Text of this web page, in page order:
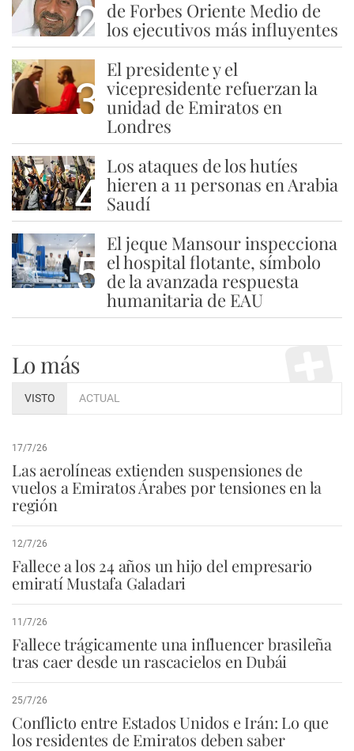
2 de Forbes Oriente Medio de
los ejecutivos más influyentes
3
El presidente y el
vicepresidente refuerzan la
unidad de Emiratos en
Londres
4
Los ataques de los hutíes
hieren a 11 personas en Arabia
Saudí
5
El jeque Mansour inspecciona
el hospital flotante, símbolo
de la avanzada respuesta
humanitaria de EAU
Lo más
VISTO ACTUAL
17/7/26
Las aerolíneas extienden suspensiones de
vuelos a Emiratos Árabes por tensiones en la
región
12/7/26
Fallece a los 24 años un hijo del empresario
emiratí Mustafa Galadari
11/7/26
Fallece trágicamente una influencer brasileña
tras caer desde un rascacielos en Dubái
25/7/26
Conflicto entre Estados Unidos e Irán: Lo que
los residentes de Emiratos deben saber